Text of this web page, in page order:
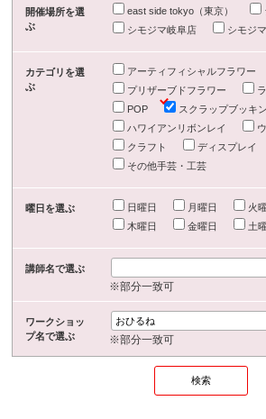
開催場所を選
ぶ
east side tokyo（東京）
シモジマ岐阜店
シモジ
カテゴリを選
ぶ
アーティフィシャルフラワー
プリザーブドフラワー
POP
スクラップブッキ
ハワイアンリボンレイ
クラフト
ディスプレイ
その他手芸・工芸
曜日を選ぶ 日曜日 月曜日 火
木曜日
金曜日 土
講師名で選ぶ
※部分一致可
ワークショッ
プ名で選ぶ
※部分一致可